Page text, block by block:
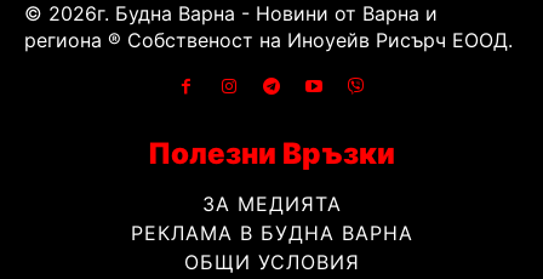
© 2026г. Будна Варна - Новини от Варна и
региона ® Собственост на Иноуейв Рисърч ЕООД.
Полезни Връзки
ЗА МЕДИЯТА
РЕКЛАМА В БУДНА ВАРНА
ОБЩИ УСЛОВИЯ